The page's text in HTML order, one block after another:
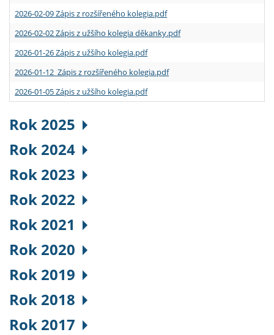
2026-02-09 Zápis z rozšířeného kolegia.pdf
2026-02-02 Zápis z užšího kolegia děkanky.pdf
2026-01-26 Zápis z užšího kolegia.pdf
2026-01-12 Zápis z rozšířeného kolegia.pdf
2026-01-05 Zápis z užšího kolegia.pdf
Rok 2025
Rok 2024
Rok 2023
Rok 2022
Rok 2021
Rok 2020
Rok 2019
Rok 2018
Rok 2017